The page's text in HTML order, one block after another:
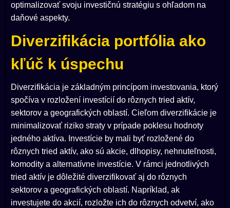
optimalizovať svoju investičnú stratégiu s ohľadom na
daňové aspekty.
Diverzifikácia portfólia ako
kľúč k úspechu
Diverzifikácia je základným princípom investovania, ktorý
spočíva v rozložení investícií do rôznych tried aktív,
sektorov a geografických oblastí. Cieľom diverzifikácie je
minimalizovať riziko straty v prípade poklesu hodnoty
jedného aktíva. Investície by mali byť rozložené do
rôznych tried aktív, ako sú akcie, dlhopisy, nehnuteľnosti,
komodity a alternatívne investície. V rámci jednotlivých
tried aktív je dôležité diverzifikovať aj do rôznych
sektorov a geografických oblastí. Napríklad, ak
investujete do akcií, rozložte ich do rôznych odvetví, ako